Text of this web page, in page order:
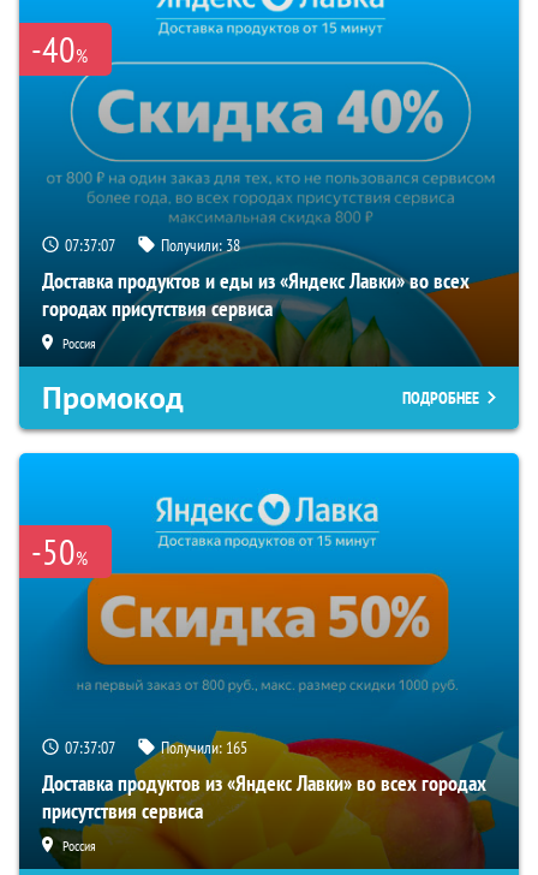
-40%
07:37:07 Получили:38
Доставка продуктов и еды из «Яндекс Лавки» во всех
городах присутствия сервиса
Россия
Промокод ПОДРОБНЕЕ
-50%
07:37:07 Получили: 165
Доставка продуктов из «Яндекс Лавки» во всех городах
присутствия сервиса
Россия